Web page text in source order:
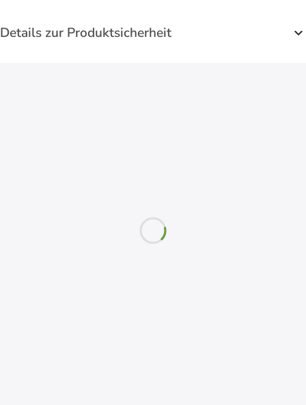
Details zur Produktsicherheit